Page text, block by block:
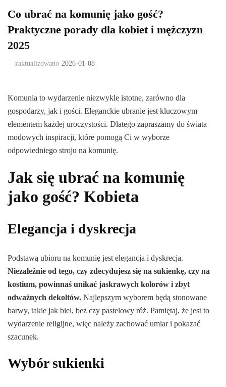
Co ubrać na komunię jako gość?
Praktyczne porady dla kobiet i mężczyzn
2025
zaktualizowano 2026-01-08
Komunia to wydarzenie niezwykle istotne, zarówno dla
gospodarzy, jak i gości. Eleganckie ubranie jest kluczowym
elementem każdej uroczystości. Dlatego zapraszamy do świata
modowych inspiracji, które pomogą Ci w wyborze
odpowiedniego stroju na komunię.
Jak się ubrać na komunię
jako gość? Kobieta
Elegancja i dyskrecja
Podstawą ubioru na komunię jest elegancja i dyskrecja.
Niezależnie od tego, czy zdecydujesz się na sukienkę, czy na
kostium, powinnaś unikać jaskrawych kolorów i zbyt
odważnych dekoltów. Najlepszym wyborem będą stonowane
barwy, takie jak biel, beż czy pastelowy róż. Pamiętaj, że jest to
wydarzenie religijne, więc należy zachować umiar i pokazać
szacunek.
Wybór sukienki